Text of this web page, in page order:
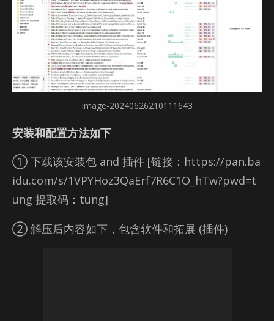
image-20240626210111643
安装和配置方法如下
① 下载该安装包 and 插件 [链接： https://pan.ba
idu.com/s/1VPYHoz3QaErf7R6C1O_hTw?pwd=t
ung 提取码：tung]
② 解压后内容如下，包含软件和拓展 (插件)